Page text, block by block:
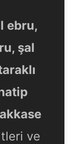
ebru,
şal
ve